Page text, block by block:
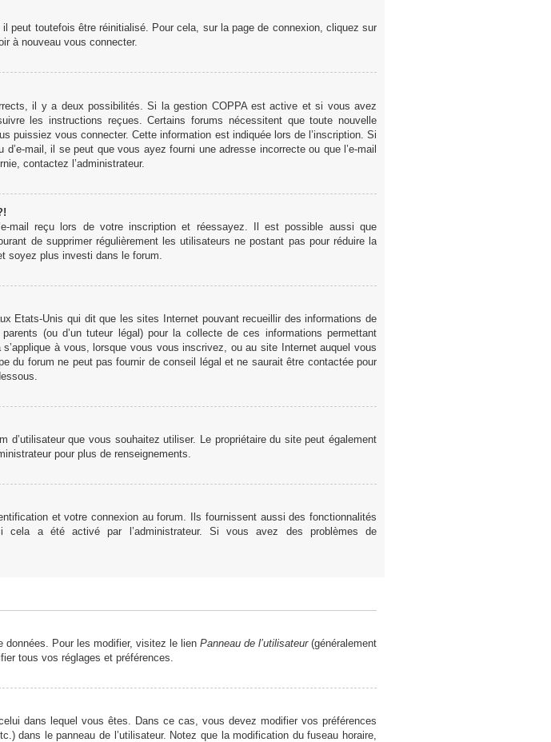
peut toutefois être réinitialisé. Pour cela, sur la page de connexion, cliquez sur
à nouveau vous connecter.
il y a deux possibilités. Si la gestion COPPA est active et si vous avez
les instructions reçues. Certains forums nécessitent que toute nouvelle
puissiez vous connecter. Cette information est indiquée lors de l’inscription. Si
mail, il se peut que vous ayez fourni une adresse incorrecte ou que l’e-mail
contactez l’administrateur.
mail reçu lors de votre inscription et réessayez. Il est possible aussi que
de supprimer régulièrement les utilisateurs ne postant pas pour réduire la
soyez plus investi dans le forum.
Etats-Unis qui dit que les sites Internet pouvant recueillir des informations de
parents (ou d’un tuteur légal) pour la collecte de ces informations permettant
à vous, lorsque vous vous inscrivez, ou au site Internet auquel vous
du forum ne peut pas fournir de conseil légal et ne saurait être contactée pour
que vous souhaitez utiliser. Le propriétaire du site peut également
pour plus de renseignements.
et votre connexion au forum. Ils fournissent aussi des fonctionnalités
a été activé par l’administrateur. Si vous avez des problèmes de
Pour les modifier, visitez le lien Panneau de l’utilisateur(généralement
tous vos réglages et préférences.
dans lequel vous êtes. Dans ce cas, vous devez modifier vos préférences
dans le panneau de l’utilisateur. Notez que la modification du fuseau horaire,